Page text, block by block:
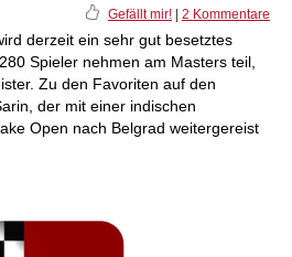
Gefällt mir! 2 Kommentare
derzeit ein sehr gut besetztes
Spieler nehmen am Masters teil,
Zu den Favoriten auf den
der mit einer indischen
Open nach Belgrad weitergereist